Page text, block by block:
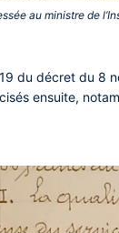
au ministre de
du décret du 8
ensuite,